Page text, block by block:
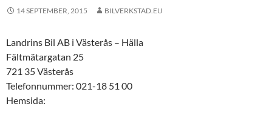
14 SEPTEMBER, 2015 BILVERKSTAD.EU
Landrins Bil AB i Västerås – Hälla
Fältmätargatan 25
721 35 Västerås
Telefonnummer: 021-18 51 00
Hemsida: